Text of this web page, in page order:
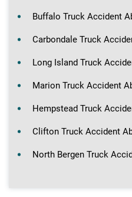
Buffalo Truck Accident
Carbondale Truck
Long Island Truck
Marion Truck Accident
Hempstead Truck
Clifton Truck Accident
North Bergen Truck